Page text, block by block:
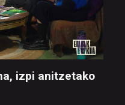
izpi anitzetako